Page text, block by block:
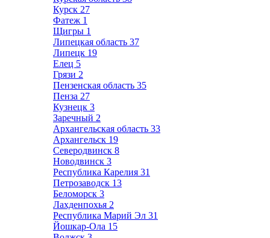
Курск 27
Фатеж 1
Щигры 1
Липецкая область 37
Липецк 19
Елец 5
Грязи 2
Пензенская область 35
Пенза 27
Кузнецк 3
Заречный 2
Архангельская область 33
Архангельск 19
Северодвинск 8
Новодвинск 3
Республика Карелия 31
Петрозаводск 13
Беломорск 3
Лахденпохья 2
Республика Марий Эл 31
Йошкар-Ола 15